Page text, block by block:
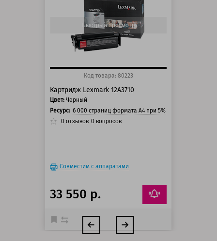
125 баллов
Быстрый просмотр
Код товара: 80223
Картридж Lexmark 12A3710
Цвет: Черный
Ресурс: 6 000 страниц формата А4 при 5% заполнении
0 отзывов 0 вопросов
Совместим с аппаратами
33 550 р.